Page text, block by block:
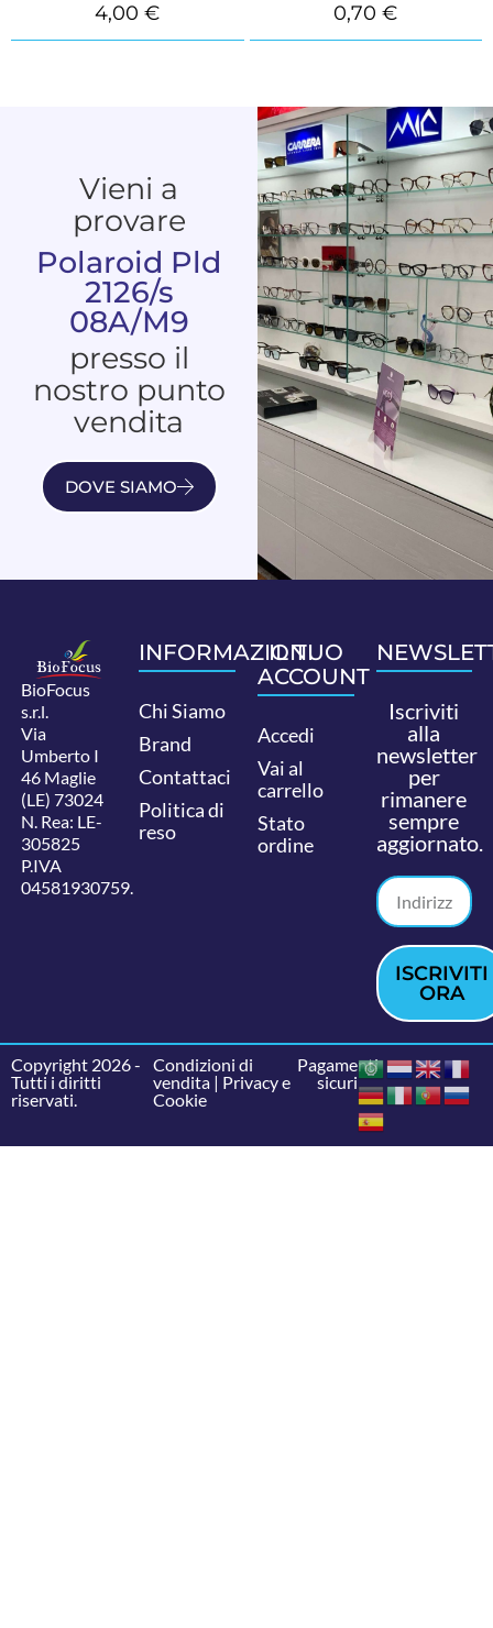
4,00€ 0,70€
Vieni a
provare
Polaroid Pld
2126/s
08A/M9
presso il
nostro punto
vendita
DOVE SIAMO
BioFocus
s.r.l.
Via
Umberto I
46 Maglie
(LE) 73024
N. Rea: LE-
305825
P.IVA
04581930759.
INFORMAZIONI
Chi Siamo
Brand
Contattaci
Politica di
reso
IL TUO
ACCOUNT
Accedi
Vai al
carrello
Stato
ordine
Iscriviti
alla
newsletter
per
rimanere
sempre
aggiornato.
ISCRIVITI
ORA
Copyright 2026 -
Tutti i diritti
riservati.
Condizioni di
vendita| Privacy e
Cookie
Pagamenti
sicuri